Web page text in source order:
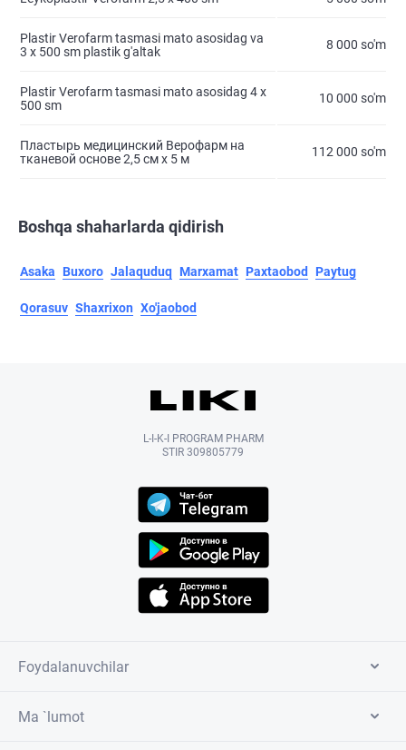
Plastir Verofarm tasmasi mato asosidag va
3 х 500 sm plastik g'altak
8 000 so'm
Plastir Verofarm tasmasi mato asosidag 4 х
500 sm
10 000 so'm
Пластырь медицинский Верофарм на
тканевой основе 2,5 см х 5 м
112 000 so'm
Boshqa shaharlarda qidirish
Asaka Buxoro Jalaquduq Marxamat Paxtaobod Paytug
Qorasuv Shaxrixon Xo'jaobod
L-I-K-I PROGRAM PHARM
STIR 309805779
Foydalanuvchilar
Ma `lumot